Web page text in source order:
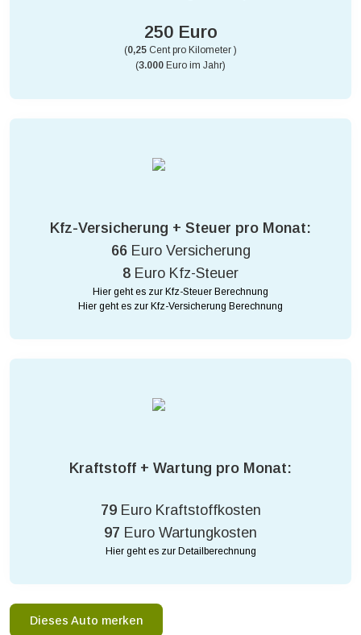
250 Euro
(0,25 Cent pro Kilometer )
(3.000 Euro im Jahr)
Kfz-Versicherung + Steuer pro Monat:
66 Euro Versicherung
8 Euro Kfz-Steuer
Hier geht es zur Kfz-Steuer Berechnung
Hier geht es zur Kfz-Versicherung Berechnung
Kraftstoff + Wartung pro Monat:
79 Euro Kraftstoffkosten
97 Euro Wartungkosten
Hier geht es zur Detailberechnung
Dieses Auto merken